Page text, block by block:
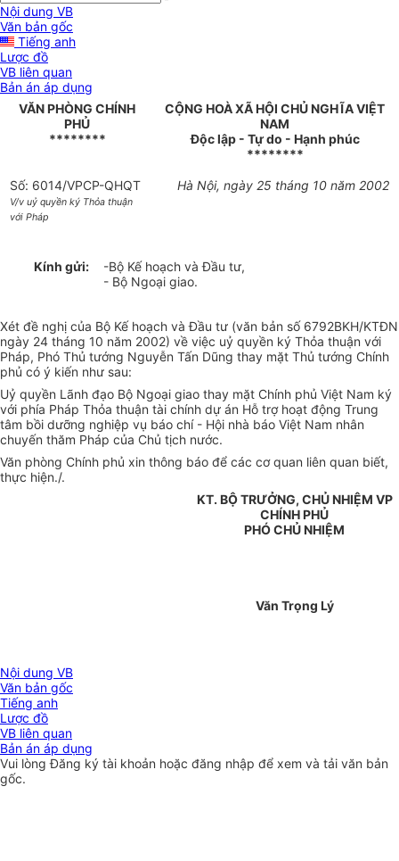
Nội dung VB
Văn bản gốc
Tiếng anh
Lược đồ
VB liên quan
Bản án áp dụng
VĂN PHÒNG CHÍNH
PHỦ
********
CỘNG HOÀ XÃ HỘI CHỦ NGHĨA VIỆT
NAM
Độc lập - Tự do - Hạnh phúc
********
Số: 6014/VPCP-QHQT
V/v uỷ quyền ký Thỏa thuận
với Pháp
Hà Nội, ngày 25 tháng 10 năm 2002
Kính gửi:
-Bộ Kế hoạch và Đầu tư,
- Bộ Ngoại giao.
Xét đề nghị của Bộ Kế hoạch và Đầu tư (văn bản số 6792BKH/KTĐN
ngày 24 tháng 10 năm 2002) về việc uỷ quyền ký Thỏa thuận với
Pháp, Phó Thủ tướng Nguyễn Tấn Dũng thay mặt Thủ tướng Chính
phủ có ý kiến như sau:
Uỷ quyền Lãnh đạo Bộ Ngoại giao thay mặt Chính phủ Việt Nam ký
với phía Pháp Thỏa thuận tài chính dự án Hỗ trợ hoạt động Trung
tâm bồi dưỡng nghiệp vụ báo chí - Hội nhà báo Việt Nam nhân
chuyến thăm Pháp của Chủ tịch nước.
Văn phòng Chính phủ xin thông báo để các cơ quan liên quan biết,
thực hiện./.
KT. BỘ TRƯỞNG, CHỦ NHIỆM VP
CHÍNH PHỦ
PHÓ CHỦ NHIỆM
Văn Trọng Lý
Nội dung VB
Văn bản gốc
Tiếng anh
Lược đồ
VB liên quan
Bản án áp dụng
Vui lòngĐăng ký tài khoản hoặc đăng nhập để xem và tải văn bản
gốc.